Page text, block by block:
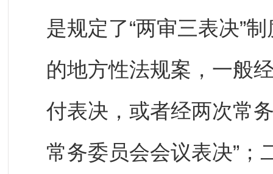
是规定了“两审三表决”
的地方性法规案，一般
付表决，或者经两次常
常务委员会会议表决”；